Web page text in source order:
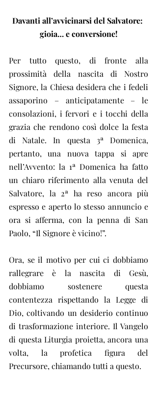
Davanti all’avvicinarsi del Salvatore:
gioia… e conversione!
Per tutto questo, di fronte alla
prossimità della nascita di Nostro
Signore, la Chiesa desidera che i fedeli
assaporino – anticipatamente – le
consolazioni, i fervori e i tocchi della
grazia che rendono così dolce la festa
di Natale. In questa 3ª Domenica,
pertanto, una nuova tappa si apre
nell’Avvento: la 1ª Domenica ha fatto
un chiaro riferimento alla venuta del
Salvatore, la 2ª ha reso ancora più
espresso e aperto lo stesso annuncio e
ora si afferma, con la penna di San
Paolo, “Il Signore è vicino!”.
Ora, se il motivo per cui ci dobbiamo
rallegrare è la nascita di Gesù,
dobbiamo sostenere questa
contentezza rispettando la Legge di
Dio, coltivando un desiderio continuo
di trasformazione interiore. Il Vangelo
di questa Liturgia proietta, ancora una
volta, la profetica figura del
Precursore, chiamando tutti a questo.